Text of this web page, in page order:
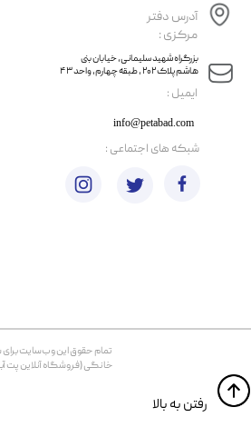
​ایمیل :
آدرس دفتر
مرکزی :
info@petabad.com
​​بزرگراه شهید سلیمانی، خیابان بنی
هاشم پلاک ۲۰۲ ، طبقه چهارم، واحد ۴۳
تمام حقوق اين وب‌سايت برای
خانگی (فروشگاه آنلاین پت آباد)
​​رفتن به بالا
​شبکه های اجتماعی :